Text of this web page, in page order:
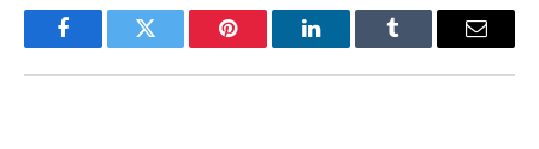
FacebookTwitter Pinterest LinkedInTumblr Email